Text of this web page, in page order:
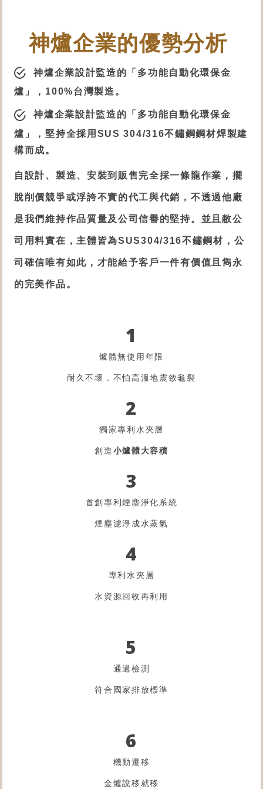
神爐企業的優勢分析
神爐企業設計監造的「 多功能自動化環保金
爐 」，100%台灣製造。
神爐企業設計監造的「 多功能自動化環保金
爐 」，堅持全採用SUS 304/316不鏽鋼鋼材焊製建
構而成。
自設計、製造、安裝到販售完全採一條龍作業，擺
脫削價競爭或浮誇不實的代工與代銷，不透過他廠
是我們維持作品質量及公司信譽的堅持。並且敝公
司用料實在， 主體皆為SUS304/316不鏽鋼材， 公
司確信唯有如此，才能給予客戶一件有價值且雋永
的完美作品。
1
爐體無使用年限
耐久不壞．不怕高溫地震致龜裂
2
獨家專利水夾層
創造小爐體大容積
3
首創專利煙塵淨化系統
煙塵濾淨成水蒸氣
4
專利水夾層
水資源回收再利用
5
通過檢測
符合國家排放標準
6
機動遷移
金爐說移就移